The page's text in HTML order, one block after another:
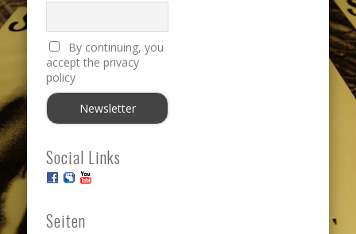
By continuing, you
accept the privacy
policy
Social Links
Seiten